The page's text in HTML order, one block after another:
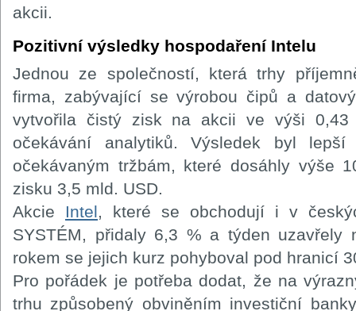
akcii.
Pozitivní výsledky hospodaření Intelu
Jednou ze společností, která trhy
firma, zabývající se výrobou čipů a
vytvořila čistý zisk na akcii ve výši 0,43
očekávání analytiků. Výsledek byl
očekávaným tržbám, které dosáhly výše
zisku 3,5 mld. USD.
Akcie Intel, které se obchodují i v
SYSTÉM, přidaly 6,3 % a týden uzavřely
rokem se jejich kurz pohyboval pod hranicí
Pro pořádek je potřeba dodat, že na
trhu způsobený obviněním investiční